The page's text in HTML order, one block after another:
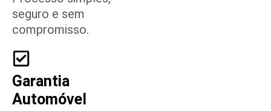
seguro e sem
compromisso.
Garantia
Automóvel